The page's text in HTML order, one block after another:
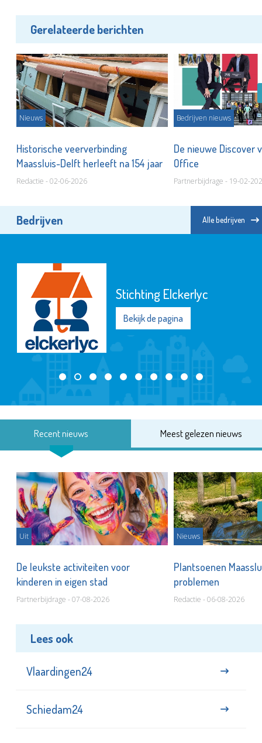
Gerelateerde berichten
Nieuws
Historische veerverbinding
Maassluis-Delft herleeft na 154 jaar
Redactie - 02-06-2026
Bedrijven nieuws
De nieuwe Discover
Office
Partnerbijdrage - 19-02-
Bedrijven Alle bedrijven
Stichting Elckerlyc
Bekijk de pagina
Recent nieuws Meest gelezen nieuws
Uit
De leukste activiteiten voor
kinderen in eigen stad
Partnerbijdrage - 07-08-2026
Nieuws
Plantsoenen
problemen
Redactie - 06-08-2026
Lees ook
Vlaardingen24
Schiedam24